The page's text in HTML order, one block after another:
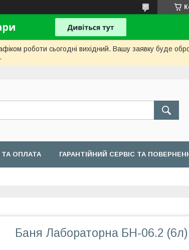
роботи сьогодні вихідний. Вашу заявку буде
ОПЛАТА ГАРАНТІЙНИЙ СЕРВІС ТА
Баня Лабораторна БН-06.2 (6л)